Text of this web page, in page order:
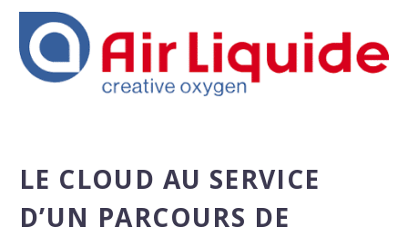
LE CLOUD AU SERVICE
D’UN PARCOURS DE